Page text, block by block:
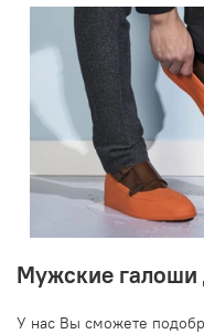
Мужские галоши
У нас Вы сможете